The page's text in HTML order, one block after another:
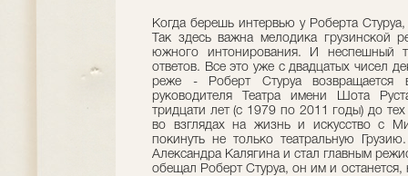
Когда берешь интервью у Роберта
Так здесь важна мелодика грузинской
южного интонирования. И неспешный
ответов. Все это уже с двадцатых чисел
реже - Роберт Стуруа возвращается
руководителя Театра имени Шота
тридцати лет (с 1979 по 2011 годы) до
во взглядах на жизнь и искусство с
покинуть не только театральную
Александра Калягина и стал главным
обещал Роберт Стуруа, он им и